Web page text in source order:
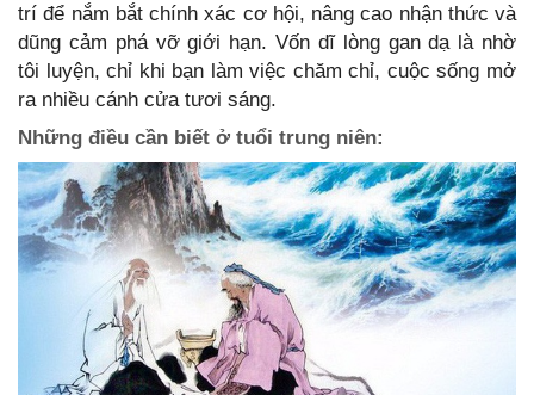
trí để nắm bắt chính xác cơ hội, nâng cao nhận thức và
dũng cảm phá vỡ giới hạn. Vốn dĩ lòng gan dạ là nhờ
tôi luyện, chỉ khi bạn làm việc chăm chỉ, cuộc sống mở
ra nhiều cánh cửa tươi sáng.
Những điều cần biết ở tuổi trung niên: